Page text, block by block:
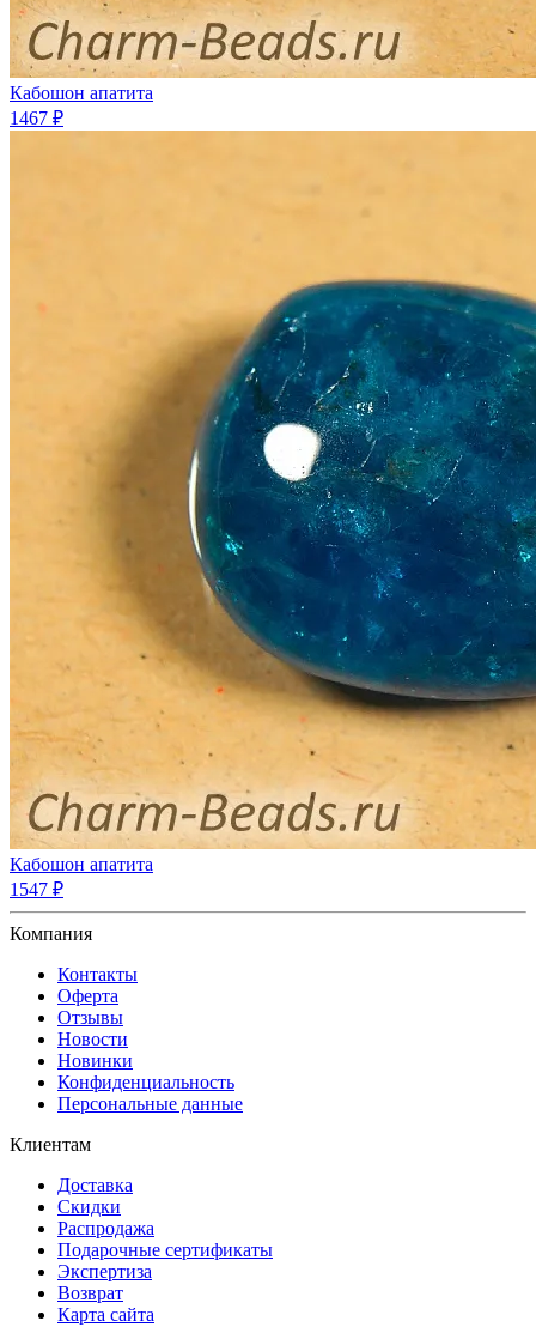
Кабошон апатита
1467 ₽
Кабошон апатита
1547 ₽
Компания
Контакты
Оферта
Отзывы
Новости
Новинки
Конфиденциальность
Персональные данные
Клиентам
Доставка
Скидки
Распродажа
Подарочные сертификаты
Экспертиза
Возврат
Карта сайта